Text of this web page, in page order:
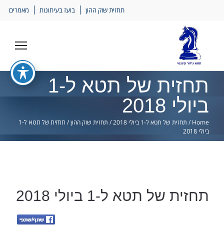
תחזית שוק ההון בועז בעיתונות מאמרים
תחזית של תטא ל-1
ביולי 2018
Home
/ תחזית של תטא ל-1 ביולי 2018 / תחזית שוק ההון/
תחזית של תטא ל-1
ביולי 2018
תחזית של תטא ל-1 ביולי 2018